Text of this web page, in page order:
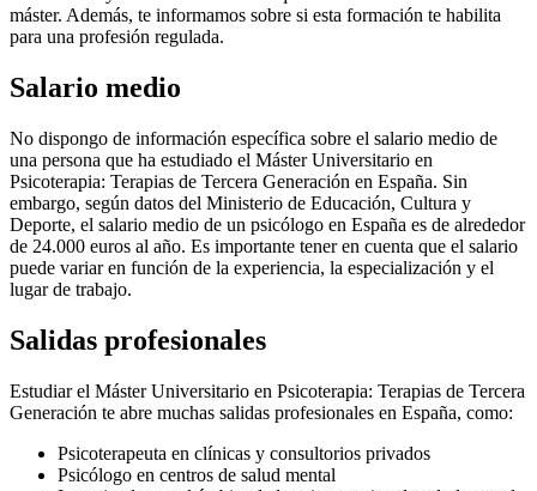
máster. Además, te informamos sobre si esta formación te habilita
para una profesión regulada.
Salario medio
No dispongo de información específica sobre el salario medio de
una persona que ha estudiado el Máster Universitario en
Psicoterapia: Terapias de Tercera Generación en España. Sin
embargo, según datos del Ministerio de Educación, Cultura y
Deporte, el salario medio de un psicólogo en España es de alrededor
de 24.000 euros al año. Es importante tener en cuenta que el salario
puede variar en función de la experiencia, la especialización y el
lugar de trabajo.
Salidas profesionales
Estudiar el Máster Universitario en Psicoterapia: Terapias de Tercera
Generación te abre muchas salidas profesionales en España, como:
Psicoterapeuta en clínicas y consultorios privados
Psicólogo en centros de salud mental